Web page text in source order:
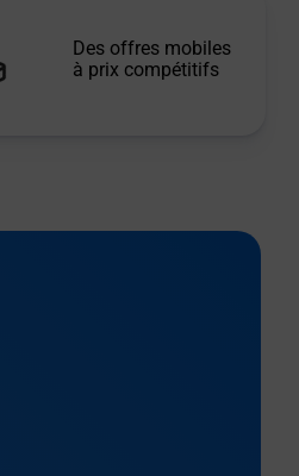
Des offres mobiles
à prix compétitifs